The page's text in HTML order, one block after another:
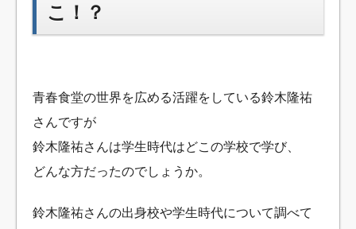
こ！？
青春食堂の世界を広める活躍をしている鈴木隆祐
さんですが
鈴木隆祐さんは学生時代はどこの学校で学び、
どんな方だったのでしょうか。
鈴木隆祐さんの出身校や学生時代について調べて